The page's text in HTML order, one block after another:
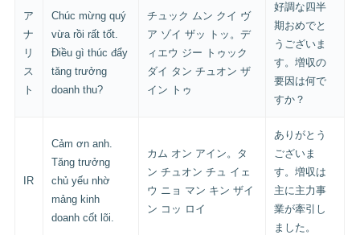
ア
ナ
リ
ス
ト
Chúc mừng quý
vừa rồi rất tốt.
Điều gì thúc đẩy
tăng trưởng
doanh thu?
チュック ムン クイ ヴ
ア ゾイ ザッ トッ。デ
ィエウ ジー トゥック
ダイ タン チュオン ザ
イン トゥ
好調な四半
期おめでと
うございま
す。増収の
要因は何で
すか？
IR
Cảm ơn anh.
Tăng trưởng
chủ yếu nhờ
mảng kinh
doanh cốt lõi.
カム オン アイン。タ
ン チュオン チュ イェ
ウ ニョ マン キン ザイ
ン コッ ロイ
ありがとう
ございま
す。増収は
主に主力事
業が牽引し
ました。